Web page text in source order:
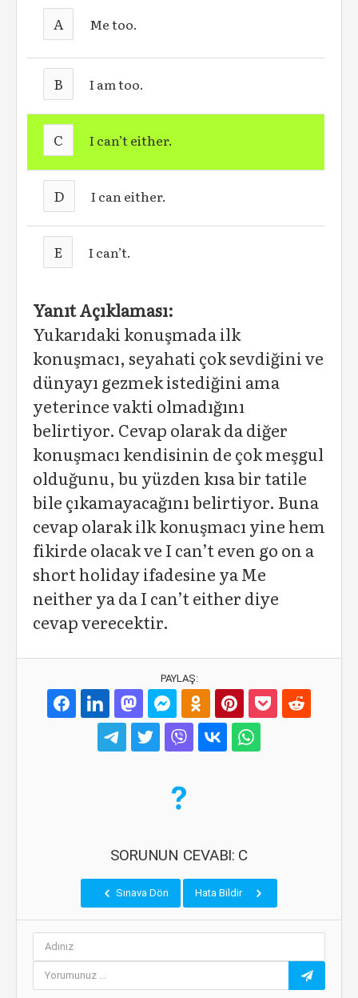
A Me too.
B I am too.
C I can’t either.
D I can either.
E I can’t.
Yanıt Açıklaması:
Yukarıdaki konuşmada ilk
konuşmacı, seyahati çok sevdiğini ve
dünyayı gezmek istediğini ama
yeterince vakti olmadığını
belirtiyor. Cevap olarak da diğer
konuşmacı kendisinin de çok meşgul
olduğunu, bu yüzden kısa bir tatile
bile çıkamayacağını belirtiyor. Buna
cevap olarak ilk konuşmacı yine hem
fikirde olacak ve I can’t even go on a
short holiday ifadesine ya Me
neither ya da I can’t either diye
cevap verecektir.
PAYLAŞ:
SORUNUN CEVABI: C
Sınava Dön Hata Bildir